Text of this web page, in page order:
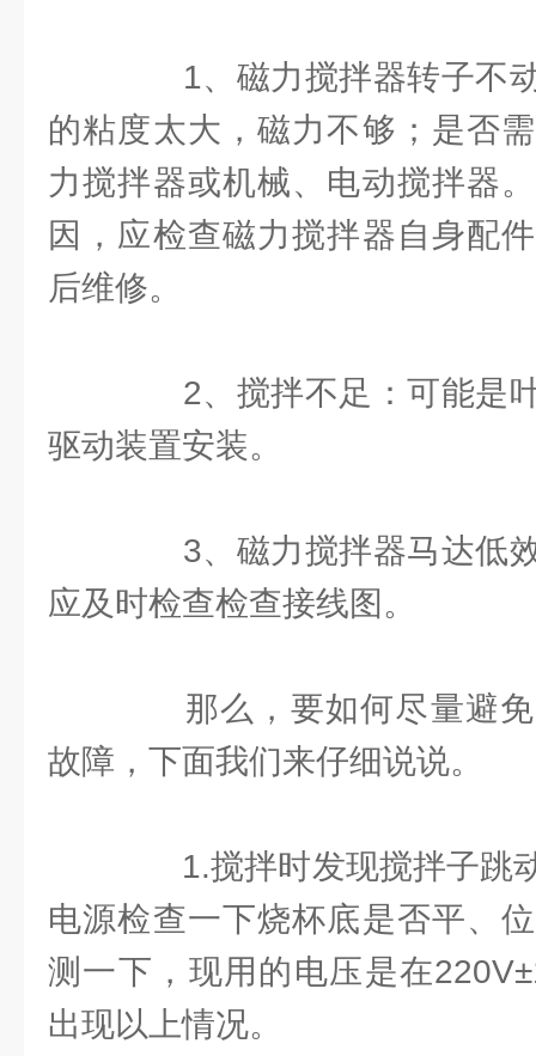
1、磁力搅拌器转子不动
的粘度太大，磁力不够；是否
力搅拌器或机械、电动搅拌器
因，应检查磁力搅拌器自身配
后维修。
2、搅拌不足：可能是叶
驱动装置安装。
3、磁力搅拌器马达低效
应及时检查检查接线图。
那么，要如何尽量避免
故障，下面我们来仔细说说。
1.搅拌时发现搅拌子跳
电源检查一下烧杯底是否平、
测一下，现用的电压是在
出现以上情况。